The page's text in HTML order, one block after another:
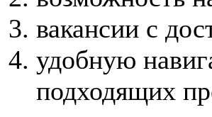
вакансии с
удобную
подходящих